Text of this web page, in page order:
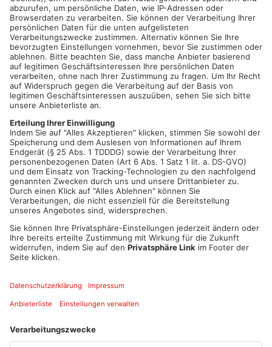
OBERTSHAUSEN.Junge Männer im Alter von 17 und 19
Jahren sollen heute Morgen in Obertshausen versucht haben,
einen Taxifahrer auszurauben – und das mit Hilfe einer
Schusswaffe. Laut Polizei bestellten die Verdächtigen das Taxi
auf einen Schwimmbadparkplatz und als der Taxi-Fahrer dort
ankam, wurde er von einem der beiden in ein Gespräch
verwickelt. Kurz darauf kam der Zweite dazu, hielt dem Fahrer
die Waffe vor und forderte seine Wertgegenstände. Der
Taxifahrer fuhr daraufhin davon und informierte die Polizei. Die
Beamten fahndeten nach den jungen Männern und konnten sie
Artikel teilen
ANZEIGE
Mehr aus Kreis
Offenbach